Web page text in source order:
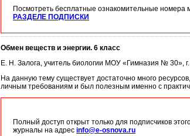
Посмотреть бесплатные ознакомительные
РАЗДЕЛЕ ПОДПИСКИ
Обмен веществ и энергии. 6 класс
Е. Н. Залога, учитель биологии МОУ «Гимназия № 30»,
На данную тему существует достаточно много
личным требованиям и был полезным именно с
Полный доступ открыт только для подписчиков
журналы на адрес info@e-osnova.ru